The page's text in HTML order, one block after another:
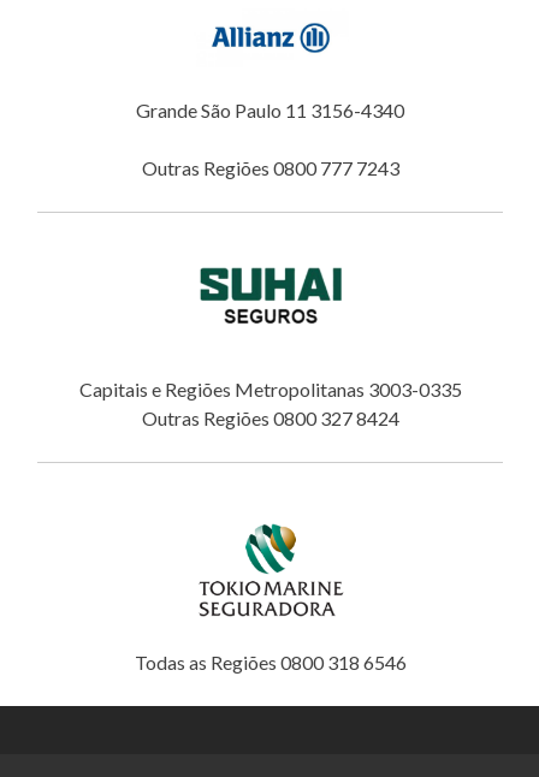
Grande São Paulo 11 3156-4340
Outras Regiões 0800 777 7243
Capitais e Regiões Metropolitanas 3003-0335
Outras Regiões 0800 327 8424
Todas as Regiões 0800 318 6546